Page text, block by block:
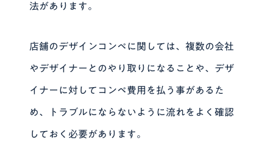
法があります。
店舗のデザインコンペに関しては、複数の会社
やデザイナーとのやり取りになることや、デザ
イナーに対してコンペ費用を払う事があるた
め、トラブルにならないように流れをよく確認
しておく必要があります。